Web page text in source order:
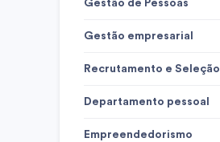
Gestão de Pessoas
Gestão empresarial
Recrutamento e Seleção
Departamento pessoal
Empreendedorismo